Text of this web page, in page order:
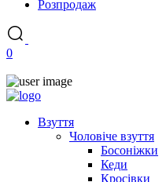
Розпродаж
0
Взуття
Чоловіче взуття
Босоніжки
Кеди
Кросівки